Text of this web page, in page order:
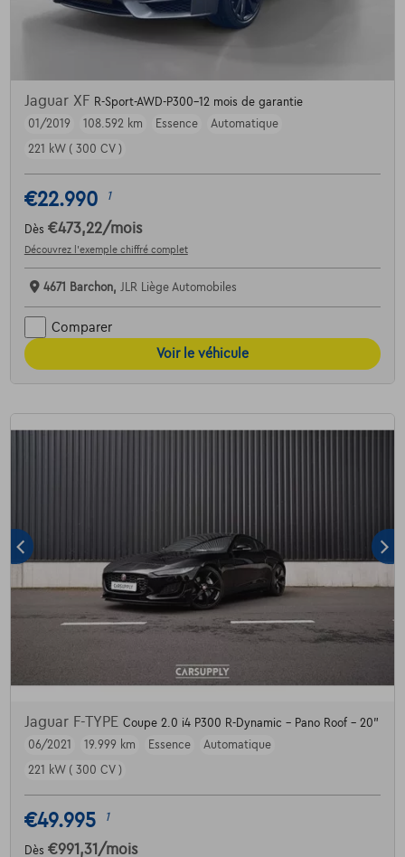
Jaguar XF R-Sport-AWD-P300-12 mois de garantie
01/2019
108.592 km Essence
Automatique
221 kW ( 300 CV )
€22.990 1
Dès €473,22/mois
Découvrez l’exemple chiffré complet
4671 Barchon, JLR Liège Automobiles
Comparer
Voir le véhicule
Jaguar F-TYPE Coupe 2.0 i4 P300 R-Dynamic - Pano Roof - 20"
06/2021
19.999 km Essence
Automatique
221 kW ( 300 CV )
€49.995 1
Dès €991,31 /mois